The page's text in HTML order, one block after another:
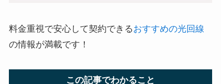
料金重視で安心して契約できるおすすめの光回線
の情報が満載です！
この記事でわかること